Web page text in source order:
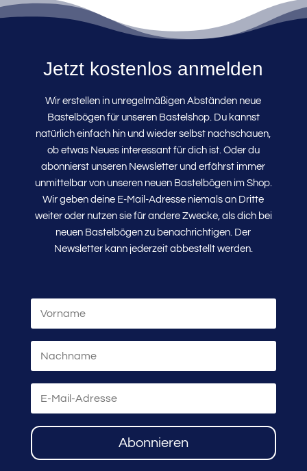
Jetzt kostenlos anmelden
Wir erstellen in unregelmäßigen Abständen neue
Bastelbögen für unseren Bastelshop. Du kannst
natürlich einfach hin und wieder selbst nachschauen,
ob etwas Neues interessant für dich ist. Oder du
abonnierst unseren Newsletter und erfährst immer
unmittelbar von unseren neuen Bastelbögen im Shop.
Wir geben deine E-Mail-Adresse niemals an Dritte
weiter oder nutzen sie für andere Zwecke, als dich bei
neuen Bastelbögen zu benachrichtigen. Der
Newsletter kann jederzeit abbestellt werden.
Abonnieren